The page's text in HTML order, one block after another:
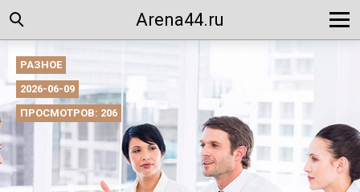
Arena44.ru
РАЗНОЕ
2026-06-09
ПРОСМОТРОВ: 206